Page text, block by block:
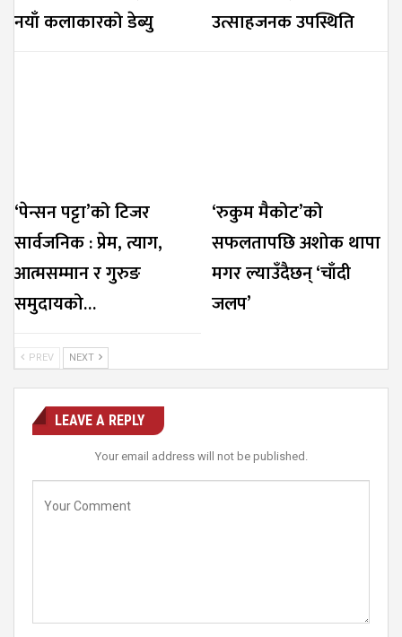
नयाँ कलाकारको डेब्यु
उत्साहजनक उपस्थिति
‘पेन्सन पट्टा’को टिजर
सार्वजनिक : प्रेम, त्याग,
आत्मसम्मान र गुरुङ
समुदायको…
‘रुकुम मैकोट’को
सफलतापछि अशोक थापा
मगर ल्याउँदैछन् ‘चाँदी
जलप’
PREV NEXT
LEAVE A REPLY
Your email address will not be published.